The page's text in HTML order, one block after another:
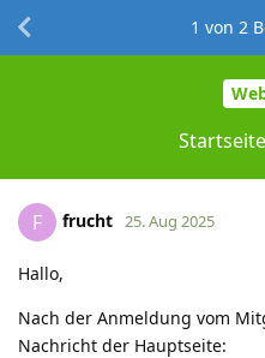
1 von 2
F frucht 25. Aug 2025
Hallo,
Nach der Anmeldung vom
Nachricht der Hauptseite: